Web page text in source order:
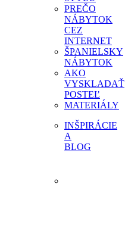
PREČO
NÁBYTOK
CEZ
INTERNET
ŠPANIELSKY
NÁBYTOK
AKO
VYSKLADAŤ
POSTEĽ
MATERIÁLY
INŠPIRÁCIE
A
BLOG